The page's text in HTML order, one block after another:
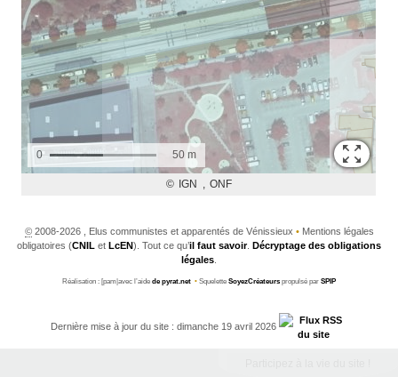
©2008-2026 , Elus communistes et apparentés de Vénissieux •Mentions légales
obligatoires (CNIL et LcEN). Tout ce qu’il faut savoir. Décryptage des obligations
légales
Réalisation : [pam|avec l’aide de pyrat.net • Squelette SoyezCréateurs propulsé par SPIP
Dernière mise à jour du site : dimanche 19 avril 2026